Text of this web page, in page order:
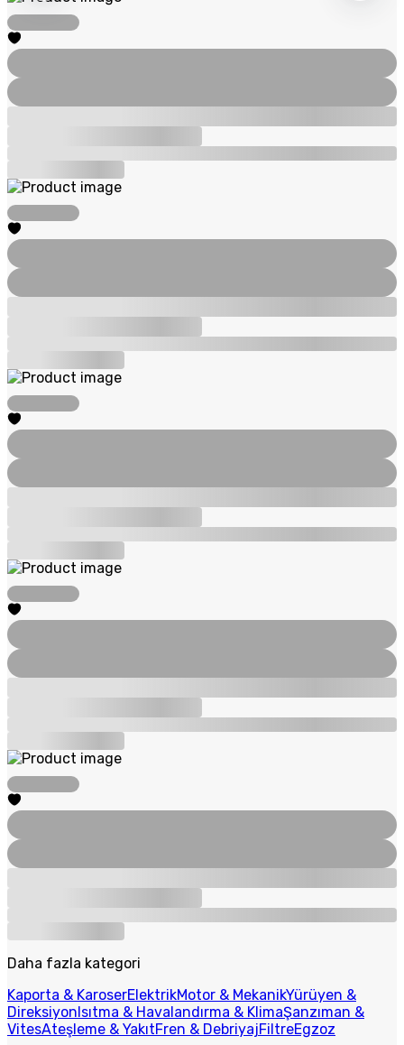
Daha fazla kategori
Kaporta & KaroserElektrikMotor & MekanikYürüyen &
DireksiyonIsıtma & Havalandırma & KlimaŞanzıman &
VitesAteşleme & YakıtFren & DebriyajFiltreEgzoz